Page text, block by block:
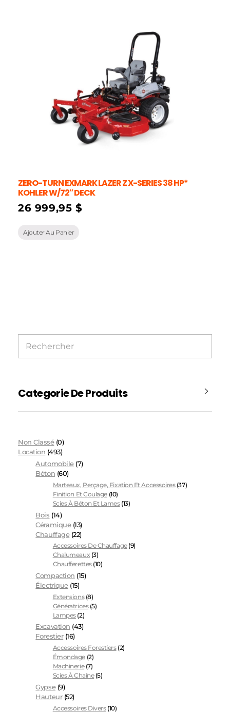
ZERO-TURN EXMARK LAZER Z X-SERIES 38 HP*
KOHLER W/72″ DECK
26 999,95 $
Ajouter Au Panier
Categorie De Produits
Non Classé (0)
Location (493)
Automobile (7)
Béton (60)
Marteaux, Perçage, Fixation Et Accessoires (37)
Finition Et Coulage (10)
Scies À Béton Et Lames (13)
Bois (14)
Céramique (13)
Chauffage (22)
Accessoires De Chauffage (9)
Chalumeaux (3)
Chaufferettes (10)
Compaction (15)
Électrique (15)
Extensions (8)
Génératrices (5)
Lampes (2)
Excavation (43)
Forestier (16)
Accessoires Forestiers (2)
Émondage (2)
Machinerie (7)
Scies À Chaîne (5)
Gypse (9)
Hauteur (52)
Accessoires Divers (10)